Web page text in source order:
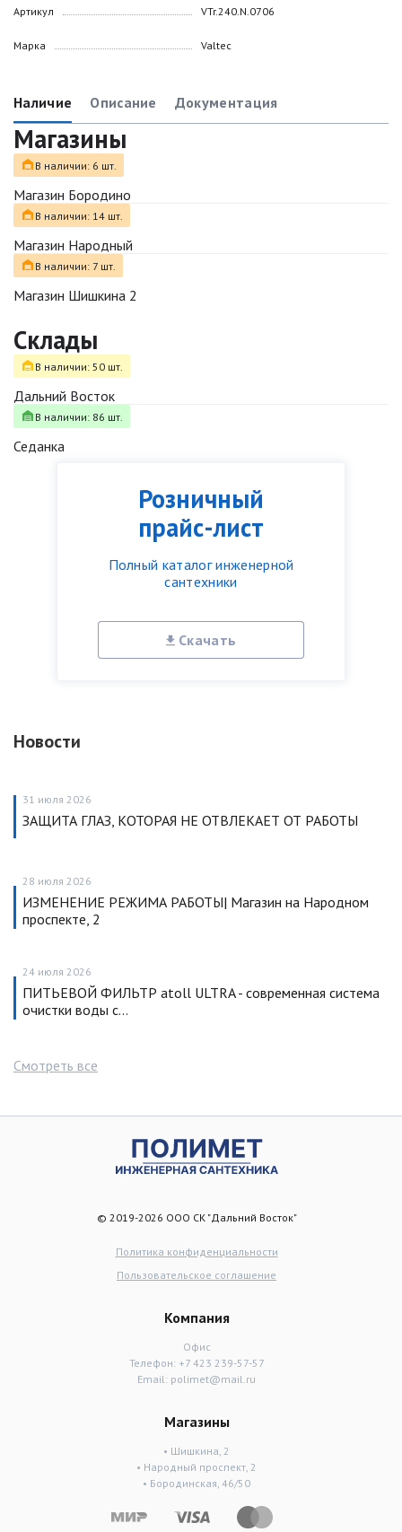
Розничный
прайс-лист
Полный каталог инженерной
сантехники
Скачать
Новости
31 июля 2026
ЗАЩИТА ГЛАЗ, КОТОРАЯ НЕ ОТВЛЕКАЕТ ОТ РАБОТЫ
28 июля 2026
ИЗМЕНЕНИЕ РЕЖИМА РАБОТЫ| Магазин на Народном
проспекте, 2
24 июля 2026
ПИТЬЕВОЙ ФИЛЬТР atoll ULTRA - современная система
очистки воды с…
Смотреть все
Артикул
Марка
VTr.240.N.0706
Valtec
Наличие Описание Документация
Магазины
В наличии: 6 шт.
Магазин Бородино
В наличии: 14 шт.
Магазин Народный
В наличии: 7 шт.
Магазин Шишкина 2
Склады
В наличии: 50 шт.
Дальний Восток
В наличии: 86 шт.
Седанка
© 2019-2026 ООО СК "Дальний Восток"
Политика конфиденциальности
Пользовательское соглашение
Компания
Офис
Телефон: +7 423 239-57-57
Email: polimet@mail.ru
Магазины
• Шишкина, 2
• Народный проспект, 2
• Бородинская, 46/50